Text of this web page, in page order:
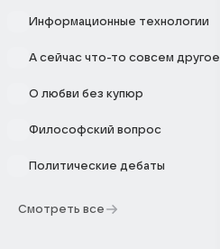
Информационные технологии
А сейчас что-то совсем другое
О любви без купюр
Философский вопрос
Политические дебаты
Смотреть все